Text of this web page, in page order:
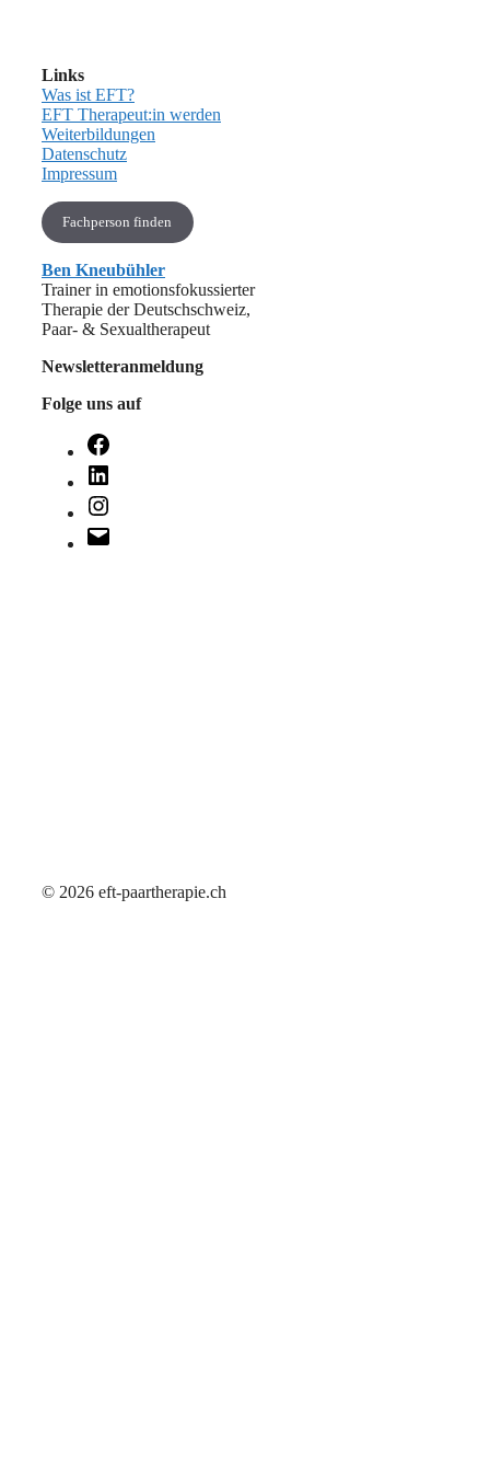
Links
Was ist EFT?
EFT Therapeut:in werden
Weiterbildungen
Datenschutz
Impressum
Fachperson finden
Ben Kneubühler
Trainer in emotionsfokussierter
Therapie der Deutschschweiz,
Paar- & Sexualtherapeut
Newsletteranmeldung
Folge uns auf
Facebook
LinkedIn
Instagram
E-
Mail
© 2026 eft-paartherapie.ch